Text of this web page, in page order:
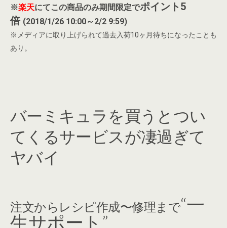
※楽天にてこの商品のみ期間限定でポイント5
倍 (2018/1/26 10:00～2/2 9:59)
※メディアに取り上げられて過去入荷10ヶ月待ちになったことも
あり。
バーミキュラを買うとつい
てくるサービスが凄過ぎて
ヤバイ
注文からレシピ作成〜修理まで“一
生サポート”